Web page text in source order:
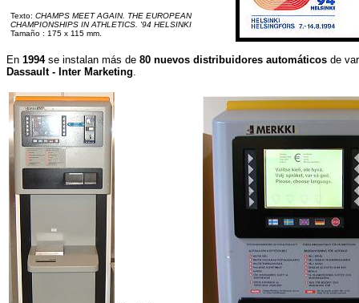
Texto: CHAMPS MEET AGAIN. THE EUROPEAN
CHAMPIONSHIPS IN ATHLETICS. '94 HELSINKI
Tamaño : 175 x 115 mm.
En 1994se instalan más de 80 nuevos distribuidores automáticos de
Dassault - Inter Marketing.